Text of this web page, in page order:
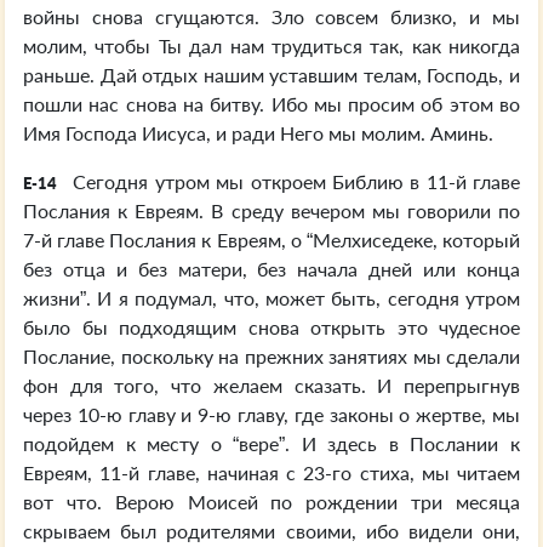
войны снова сгущаются. Зло совсем близко, и мы
молим, чтобы Ты дал нам трудиться так, как никогда
раньше. Дай отдых нашим уставшим телам, Господь, и
пошли нас снова на битву. Ибо мы просим об этом во
Имя Господа Иисуса, и ради Него мы молим. Аминь.
E-14
Сегодня утром мы откроем Библию в 11-й главе
Послания к Евреям. В среду вечером мы говорили по
7-й главе Послания к Евреям, о “Мелхиседеке, который
без отца и без матери, без начала дней или конца
жизни”. И я подумал, что, может быть, сегодня утром
было бы подходящим снова открыть это чудесное
Послание, поскольку на прежних занятиях мы сделали
фон для того, что желаем сказать. И перепрыгнув
через 10-ю главу и 9-ю главу, где законы о жертве, мы
подойдем к месту о “вере”. И здесь в Послании к
Евреям, 11-й главе, начиная с 23-го стиха, мы читаем
вот что. Верою Моисей по рождении три месяца
скрываем был родителями своими, ибо видели они,